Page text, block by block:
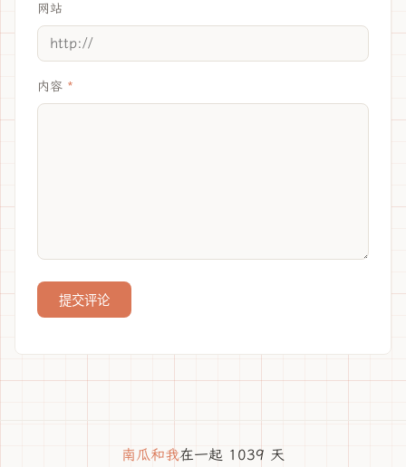
网站
内容
提交评论
南瓜和我在一起 1039 天